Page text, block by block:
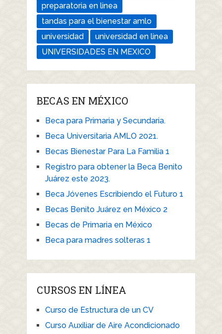
preparatoria en linea
tandas para el bienestar amlo
universidad
universidad en linea
UNIVERSIDADES EN MEXICO
BECAS EN MÉXICO
Beca para Primaria y Secundaria.
Beca Universitaria AMLO 2021.
Becas Bienestar Para La Familia 1
Registro para obtener la Beca Benito
Juárez este 2023.
Beca Jóvenes Escribiendo el Futuro 1
Becas Benito Juárez en México 2
Becas de Primaria en México
Beca para madres solteras 1
CURSOS EN LÍNEA
Curso de Estructura de un CV
Curso Auxiliar de Aire Acondicionado